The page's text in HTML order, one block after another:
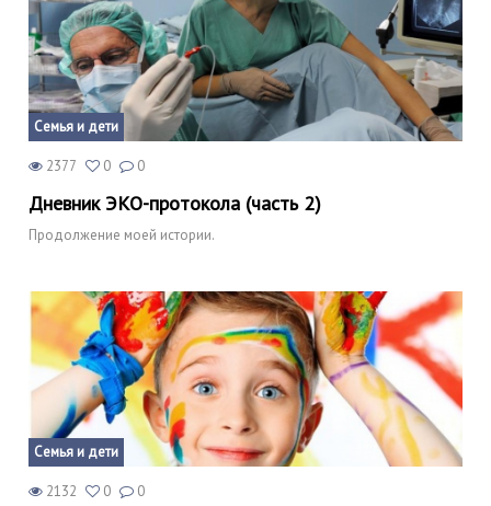
Семья и дети
2377 0 0
Дневник ЭКО-протокола (часть 2)
Продолжение моей истории.
Семья и дети
2132 0 0